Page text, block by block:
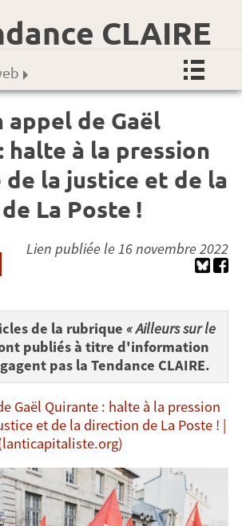
CLAIRE
appel de Gaël
halte à la pression
de la justice et de la
La Poste !
Lien publiée le 16 novembre 2022
de la rubrique « Ailleurs sur le
publiés à titre d'information
pas la Tendance CLAIRE.
Gaël Quirante : halte à la pression
et de la direction de La Poste ! |